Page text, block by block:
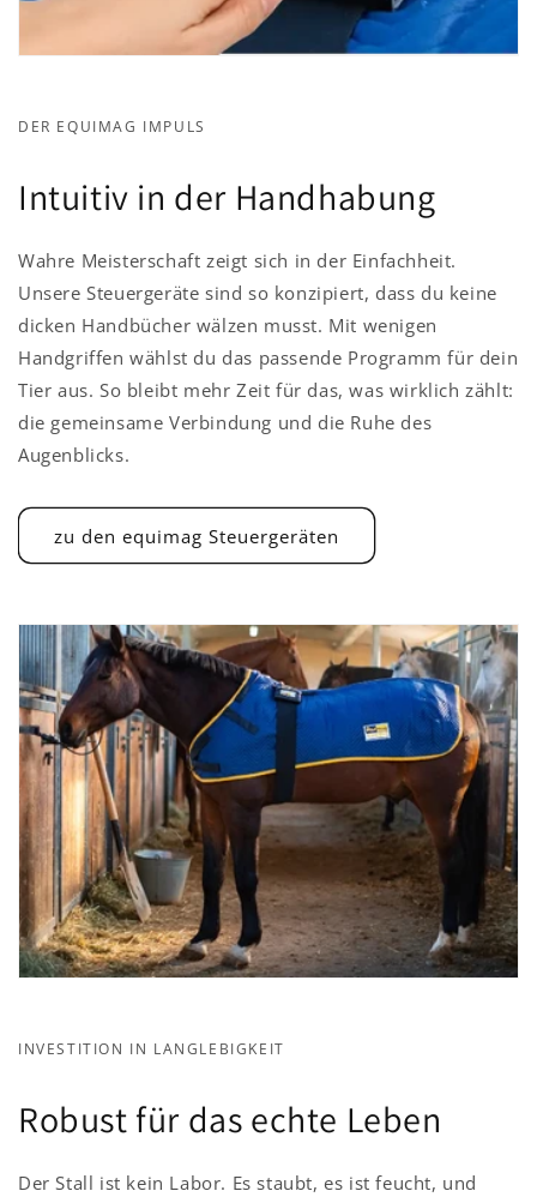
DER EQUIMAG IMPULS
Intuitiv in der Handhabung
Wahre Meisterschaft zeigt sich in der Einfachheit.
Unsere Steuergeräte sind so konzipiert, dass du keine
dicken Handbücher wälzen musst. Mit wenigen
Handgriffen wählst du das passende Programm für dein
Tier aus. So bleibt mehr Zeit für das, was wirklich zählt:
die gemeinsame Verbindung und die Ruhe des
Augenblicks.
zu den equimag Steuergeräten
INVESTITION IN LANGLEBIGKEIT
Robust für das echte Leben
Der Stall ist kein Labor. Es staubt, es ist feucht, und